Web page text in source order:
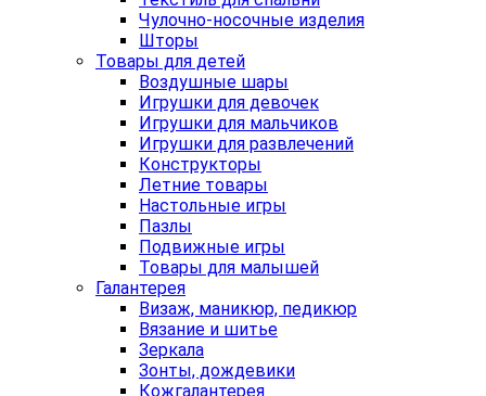
Чулочно-носочные изделия
Шторы
Товары для детей
Воздушные шары
Игрушки для девочек
Игрушки для мальчиков
Игрушки для развлечений
Конструкторы
Летние товары
Настольные игры
Пазлы
Подвижные игры
Товары для малышей
Галантерея
Визаж, маникюр, педикюр
Вязание и шитье
Зеркала
Зонты, дождевики
Кожгалантерея